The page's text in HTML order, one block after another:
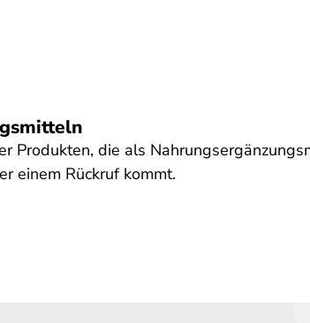
Produkten, die als
einem Rückruf kommt.